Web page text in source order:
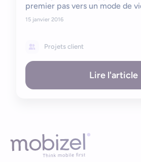
premier pas vers un mode de
15 janvier 2016
Projets client
Lire l'article